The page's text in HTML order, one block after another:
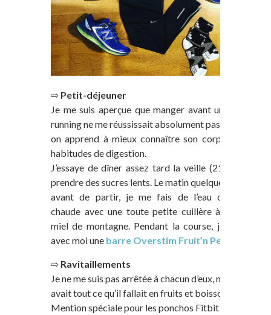
⇨ Petit-déjeuner
Je me suis aperçue que manger avant une sortie
running ne me réussissait absolument pas. A force,
on apprend à mieux connaître son corps, et ses
habitudes de digestion.
J’essaye de dîner assez tard la veille (21h) et de
prendre des sucres lents. Le matin quelques heures
avant de partir, je me fais de l’eau citronnée
chaude avec une toute petite cuillère à café de
miel de montagne. Pendant la course, je prends
avec moi une barre Overstim Fruit’n Perf
⇨ Ravitaillements
Je ne me suis pas arrêtée à chacun d’eux, mais il y
avait tout ce qu’il fallait en fruits et boissons.
Mention spéciale pour les ponchos Fitbit à